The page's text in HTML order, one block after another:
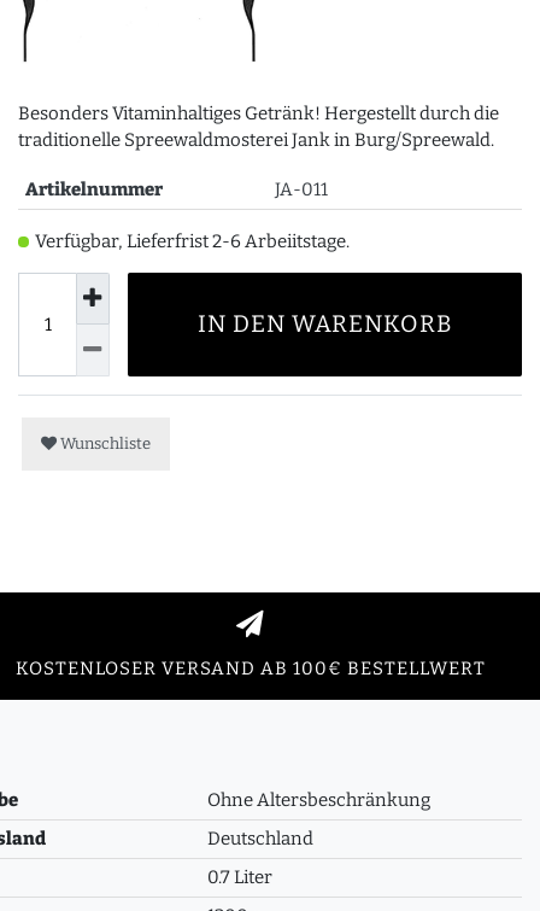
Besonders Vitaminhaltiges Getränk! Hergestellt durch die
traditionelle Spreewaldmosterei Jank in Burg/Spreewald.
Artikelnummer JA-011
Verfügbar, Lieferfrist 2-6 Arbeiitstage.
IN DEN WARENKORB
Wunschliste
KOSTENLOSER VERSAND AB 100€ BESTELLWERT
Ohne Altersbeschränkung
Deutschland
0.7 Liter